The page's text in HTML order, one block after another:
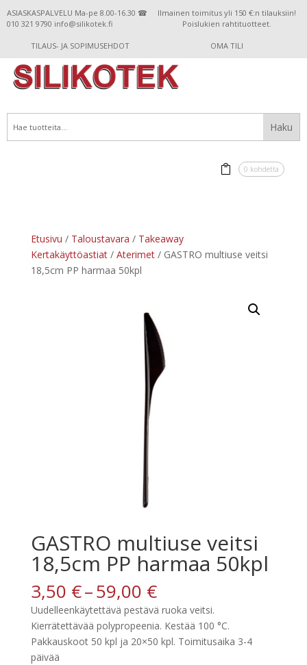
ASIASKASPALVELU Ma-pe 8.00-16.30 ☎
010 321 9790 info@silikotek.fi
Ilmainen toimitus yli 150 €:n tilauksiin!
Poislukien rahtituotteet.
TILAUS- JA SOPIMUSEHDOT OMA TILI
0 kohdetta
Etusivu / Taloustavara / Takeaway
Kertakäyttöastiat/ Aterimet/ GASTRO multiuse veitsi
18,5cm PP harmaa 50kpl
GASTRO multiuse veitsi
18,5cm PP harmaa 50kpl
3,50 €–59,00 €Hintaluokka:
3,50 €
-
59,00 €
Uudelleenkäytettävä pestävä ruoka veitsi.
Kierrätettävää polypropeenia. Kestää 100 °C.
Pakkauskoot 50 kpl ja 20×50 kpl. Toimitusaika 3-4
päivää